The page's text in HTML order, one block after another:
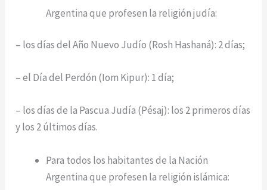
Argentina que profesen la religión judía:
– los días del Año Nuevo Judío (Rosh Hashaná): 2 días;
– el Día del Perdón (Iom Kipur): 1 día;
– los días de la Pascua Judía (Pésaj): los 2 primeros días
y los 2 últimos días.
Para todos los habitantes de la Nación
Argentina que profesen la religión islámica: